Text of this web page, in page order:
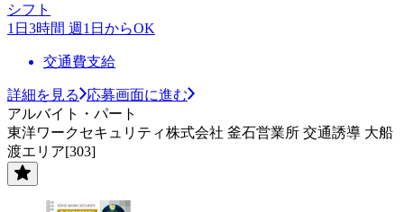
シフト
1日3時間 週1日からOK
交通費支給
詳細を見る
応募画面に進む
アルバイト・パート
東洋ワークセキュリティ株式会社 釜石営業所 交通誘導 大船
渡エリア[303]